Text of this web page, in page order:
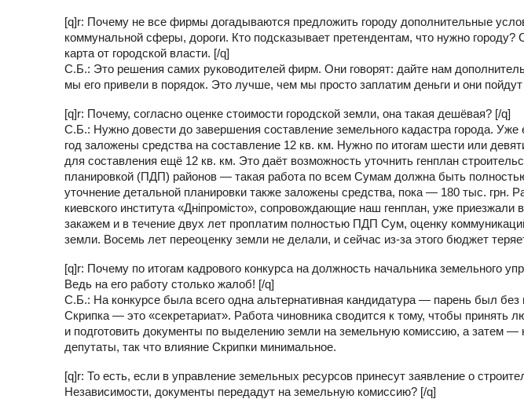
[q]r: Почему не все фирмы догадываются предложить городу дополнительные
коммунальной сферы, дороги. Кто подсказывает претендентам, что нужно городу?
карта от городской власти. [/q]
С.Б.: Это решения самих руководителей фирм. Они говорят: дайте нам
мы его привели в порядок. Это лучше, чем мы просто заплатим деньги и они пойдут
[q]r: Почему, согласно оценке стоимости городской земли, она такая дешёвая? [/q]
С.Б.: Нужно довести до завершения составление земельного кадастра города.
год заложены средства на составление 12 кв. км. Нужно по итогам шести или
для составления ещё 12 кв. км. Это даёт возможность уточнить генплан
планировкой (ПДП) районов — такая работа по всем Сумам должна быть
уточнение детальной планировки также заложены средства, пока — 180 тыс. грн.
киевского института «Дніпромісто», сопровождающие наш генплан, уже
закажем и в течение двух лет проплатим полностью ПДП Сум, оценку
земли. Восемь лет переоценку земли не делали, и сейчас из-за этого бюджет
[q]r: Почему по итогам кадрового конкурса на должность начальника земельного
Ведь на его работу столько жалоб! [/q]
С.Б.: На конкурсе была всего одна альтернативная кандидатура — парень был
Скрипка — это «секретариат». Работа чиновника сводится к тому, чтобы принять
и подготовить документы по выделению земли на земельную комиссию, а затем
депутаты, так что влияние Скрипки минимальное.
[q]r: То есть, если в управление земельных ресурсов принесут заявление о
Независимости, документы передадут на земельную комиссию? [/q]